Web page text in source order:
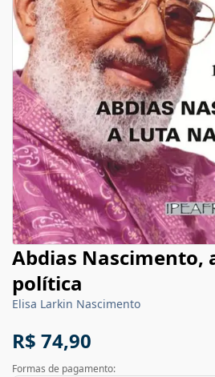
Abdias Nascimento,
política
Elisa Larkin Nascimento
R$ 74,90
Formas de pagamento: